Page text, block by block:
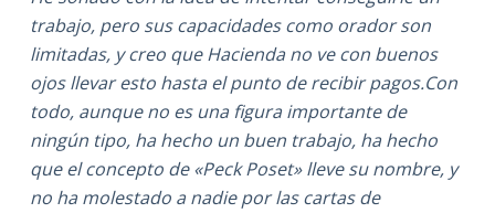
trabajo, pero sus capacidades como orador son
limitadas, y creo que Hacienda no ve con buenos
ojos llevar esto hasta el punto de recibir pagos.Con
todo, aunque no es una figura importante de
ningún tipo, ha hecho un buen trabajo, ha hecho
que el concepto de «Peck Poset» lleve su nombre, y
no ha molestado a nadie por las cartas de